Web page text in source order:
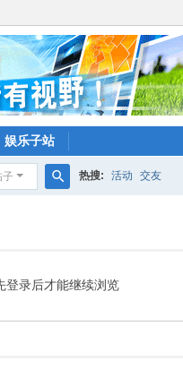
娱乐子站
子 热搜: 活动 交友
登录后才能继续浏览